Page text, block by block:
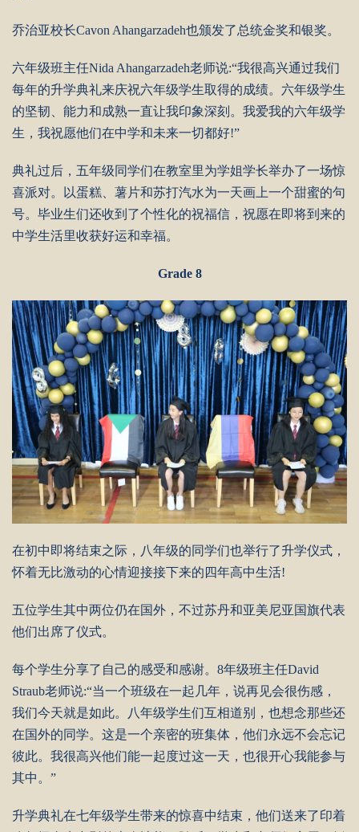
乔治亚校长Cavon Ahangarzadeh也颁发了总统金奖和银奖。
六年级班主任Nida Ahangarzadeh老师说:“我很高兴通过我们
每年的升学典礼来庆祝六年级学生取得的成绩。六年级学生
的坚韧、能力和成熟一直让我印象深刻。我爱我的六年级学
生，我祝愿他们在中学和未来一切都好!”
典礼过后，五年级同学们在教室里为学姐学长举办了一场惊
喜派对。以蛋糕、薯片和苏打汽水为一天画上一个甜蜜的句
号。毕业生们还收到了个性化的祝福信，祝愿在即将到来的
中学生活里收获好运和幸福。
Grade 8
在初中即将结束之际，八年级的同学们也举行了升学仪式，
怀着无比激动的心情迎接接下来的四年高中生活!
五位学生其中两位仍在国外，不过苏丹和亚美尼亚国旗代表
他们出席了仪式。
每个学生分享了自己的感受和感谢。8年级班主任David
Straub老师说:“当一个班级在一起几年，说再见会很伤感，
我们今天就是如此。八年级学生们互相道别，也想念那些还
在国外的同学。这是一个亲密的班集体，他们永远不会忘记
彼此。我很高兴他们能一起度过这一天，也很开心我能参与
其中。”
升学典礼在七年级学生带来的惊喜中结束，他们送来了印着